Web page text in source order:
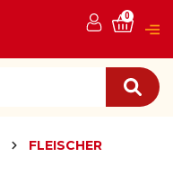
0
FLEISCHER